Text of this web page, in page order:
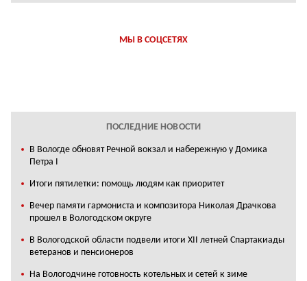
МЫ В СОЦСЕТЯХ
ПОСЛЕДНИЕ НОВОСТИ
В Вологде обновят Речной вокзал и набережную у Домика
Петра I
Итоги пятилетки: помощь людям как приоритет
Вечер памяти гармониста и композитора Николая Драчкова
прошел в Вологодском округе
В Вологодской области подвели итоги XII летней Спартакиады
ветеранов и пенсионеров
На Вологодчине готовность котельных и сетей к зиме